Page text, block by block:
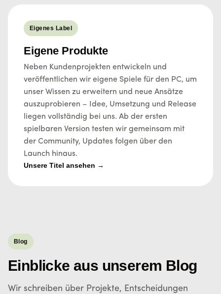
Eigenes Label
Eigene Produkte
Neben Kundenprojekten entwickeln und
veröffentlichen wir eigene Spiele für den PC, um
unser Wissen zu erweitern und neue Ansätze
auszuprobieren – Idee, Umsetzung und Release
liegen vollständig bei uns. Ab der ersten
spielbaren Version testen wir gemeinsam mit
der Community, Updates folgen über den
Launch hinaus.
Unsere Titel ansehen →
Blog
Einblicke aus unserem Blog
Wir schreiben über Projekte, Entscheidungen